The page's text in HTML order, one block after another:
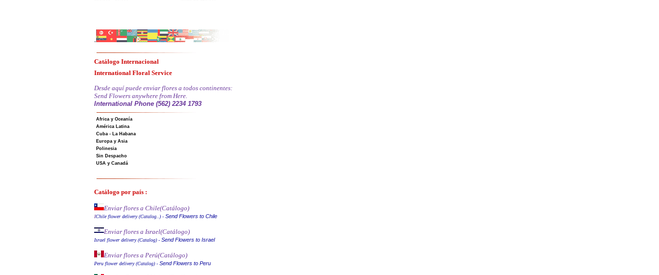
.
Catálogo Internacional
International Floral Service
Desde aquí puede enviar flores a todos continentes:
Send Flowers anywhere from Here.
International Phone (562) 2234 1793
Africa y Oceanía
América Latina
Cuba - La Habana
Europa y Asia
Polinesia
Sin Despacho
USA y Canadá
Catálogo por país :
Enviar flores a Chile(Catálogo)
IChile flower delivery (Catalog..) - Send Flowers to Chile
Enviar flores a Israel(Catálogo)
Israel flower delivery (Catalog) - Send Flowers to Israel
Enviar flores a Perú(Catálogo)
Peru flower delivery (Catalog) - Send Flowers to Peru